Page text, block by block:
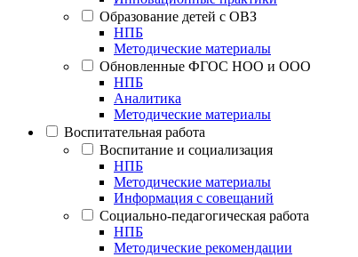
Образование детей с ОВЗ
НПБ
Методические материалы
Обновленные ФГОС НОО и ООО
НПБ
Аналитика
Методические материалы
Воспитательная работа
Воспитание и социализация
НПБ
Методические материалы
Информация с совещаний
Социально-педагогическая работа
НПБ
Методические рекомендации